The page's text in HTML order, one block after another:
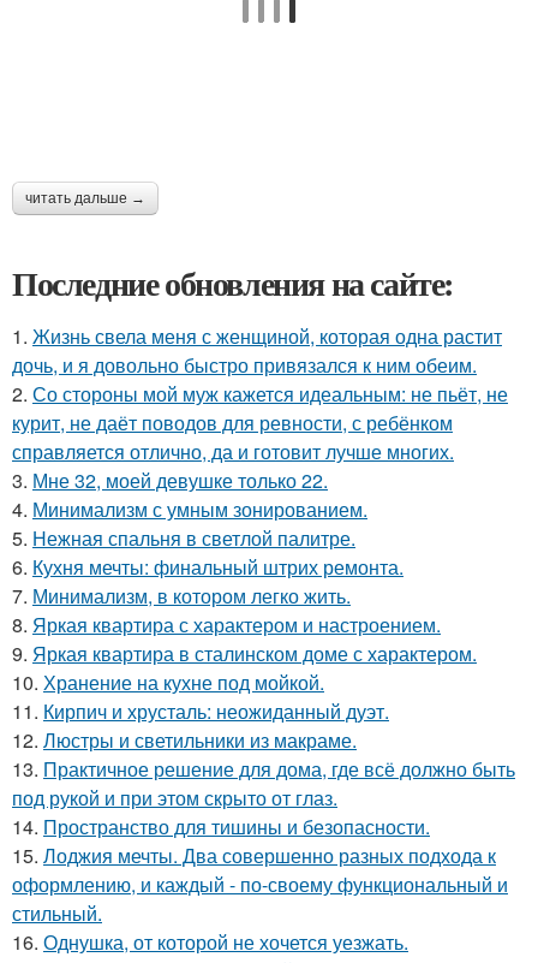
читать дальше →
Последние обновления на сайте:
1. Жизнь свела меня с женщиной, которая одна растит
дочь, и я довольно быстро привязался к ним обеим.
2. Со стороны мой муж кажется идеальным: не пьёт, не
курит, не даёт поводов для ревности, с ребёнком
справляется отлично, да и готовит лучше многих.
3. Мне 32, моей девушке только 22.
4. Минимализм с умным зонированием.
5. Нежная спальня в светлой палитре.
6. Кухня мечты: финальный штрих ремонта.
7. Минимализм, в котором легко жить.
8. Яркая квартира с характером и настроением.
9. Яркая квартира в сталинском доме с характером.
10. Хранение на кухне под мойкой.
11. Кирпич и хрусталь: неожиданный дуэт.
12. Люстры и светильники из макраме.
13. Практичное решение для дома, где всё должно быть
под рукой и при этом скрыто от глаз.
14. Пространство для тишины и безопасности.
15. Лоджия мечты. Два совершенно разных подхода к
оформлению, и каждый - по-своему функциональный и
стильный.
16. Однушка, от которой не хочется уезжать.